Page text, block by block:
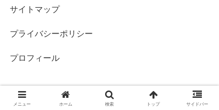
サイトマップ
プライバシーポリシー
プロフィール
メニュー ホーム 検索 トップ サイドバー